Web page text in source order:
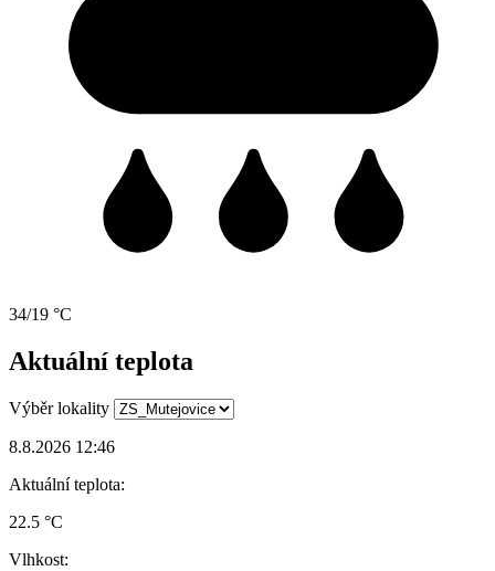
34/19 °C
Aktuální teplota
Výběr lokality
8.8.2026 12:46
Aktuální teplota:
22.5 °C
Vlhkost: